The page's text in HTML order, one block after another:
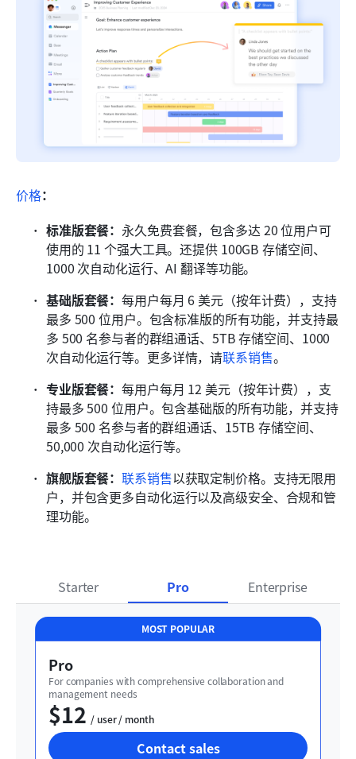
价格：
标准版套餐： 永久免费套餐，包含多达 20 位用户可
使用的 11 个强大工具。还提供 100GB 存储空间、
1000 次自动化运行、AI 翻译等功能。
基础版套餐：每用户每月 6 美元（按年计费），支持
最多 500 位用户。包含标准版的所有功能，并支持最
多 500 名参与者的群组通话、5TB 存储空间、1000
次自动化运行等。更多详情，请联系销售。
专业版套餐：每用户每月 12 美元（按年计费），支
持最多 500 位用户。包含基础版的所有功能，并支持
最多 500 名参与者的群组通话、15TB 存储空间、
50,000 次自动化运行等。
旗舰版套餐：联系销售以获取定制价格。支持无限用
户，并包含更多自动化运行以及高级安全、合规和管
理功能。
Starter Pro Enterprise
MOST POPULAR
Pro
For companies with comprehensive collaboration and
management needs
$12
  / user / month
Contact sales